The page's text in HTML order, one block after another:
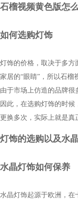
石榴视频黄色版怎么
如何选购灯饰
灯饰的价格，取决于多
家居的“眼睛”，所以石
由于市场上仿造的品牌很多
因此，在选购灯饰的时候
更换多次，实际上就是真
灯饰的选购以及水
水晶灯饰如何保养
水晶灯饰起源于欧洲，